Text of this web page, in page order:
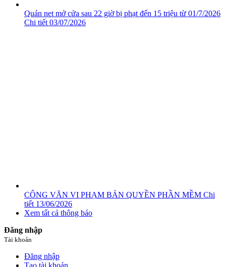
Quán net mở cửa sau 22 giờ bị phạt đến 15 triệu từ 01/7/2026
Chi tiết 03/07/2026
CÔNG VĂN VI PHẠM BẢN QUYỀN PHẦN MỀM Chi
tiết 13/06/2026
Xem tất cả thông báo
Đăng nhập
Tài khoản
Đăng nhập
Tạo tài khoản